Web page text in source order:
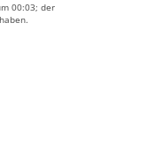
00:03; der